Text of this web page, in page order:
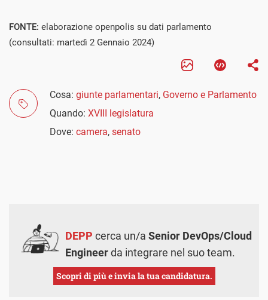
FONTE: elaborazione openpolis su dati parlamento
(consultati: martedì 2 Gennaio 2024)
Cosa: giunte parlamentari, Governo e Parlamento
Quando: XVIII legislatura
Dove: camera, senato
DEPP cerca un/a Senior DevOps/Cloud
Engineerda integrare nel suo team.
Scopri di più e invia la tua candidatura.